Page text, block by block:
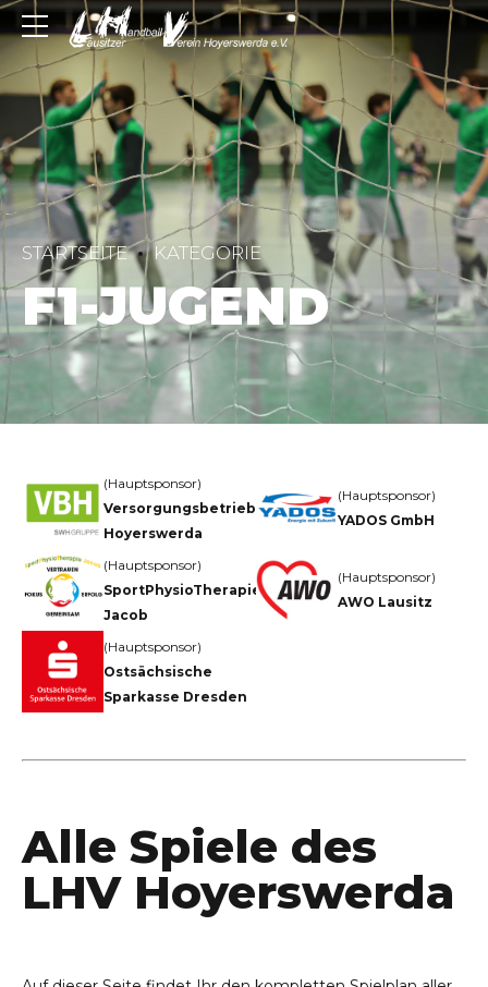
STARTSEITE KATEGORIE
F1-JUGEND
(Hauptsponsor)
Versorgungsbetriebe
Hoyerswerda
(Hauptsponsor)
YADOS GmbH
(Hauptsponsor)
SportPhysioTherapie
Jacob
(Hauptsponsor)
AWO Lausitz
(Hauptsponsor)
Ostsächsische
Sparkasse Dresden
Alle Spiele des
LHV Hoyerswerda